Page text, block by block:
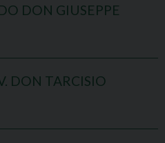
DON GIUSEPPE
DON TARCISIO